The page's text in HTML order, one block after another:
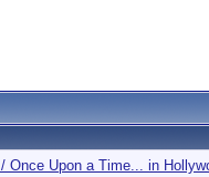
Upon a Time... in